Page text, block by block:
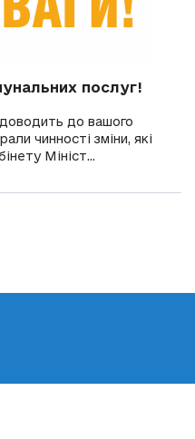
послуг!
до вашого
чинності зміни, які
Мініст...